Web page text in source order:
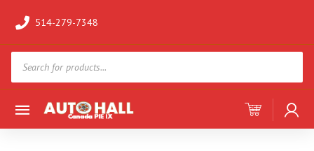
514-279-7348
search